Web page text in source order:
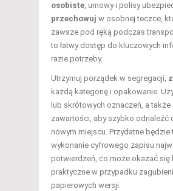
osobiste, umowy i polisy
przechowuj w osobnej teczce,
zawsze pod ręką podczas
to łatwy dostęp do kluczowych
razie potrzeby.
Utrzymuj porządek w segregacji,
każdą kategorię i opakowanie.
lub skrótowych oznaczeń, a
zawartości, aby szybko odnaleźć
nowym miejscu. Przydatne będzie
wykonanie cyfrowego zapisu
potwierdzeń, co może okazać się
praktyczne w przypadku
papierowych wersji.